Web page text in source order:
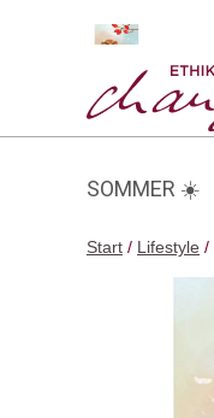
SOMMER ☀️
Start / Lifestyle /